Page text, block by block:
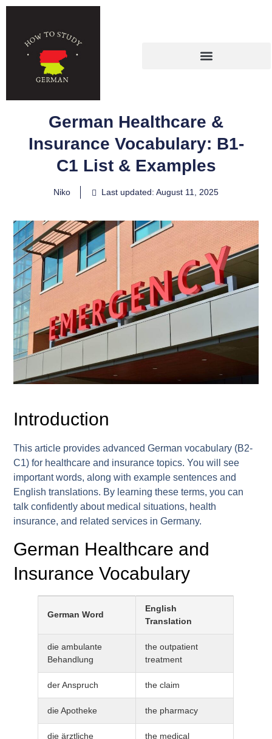
German Healthcare &
Insurance Vocabulary: B1-
C1 List & Examples
Niko Last updated: August 11, 2025
Introduction
This article provides advanced German vocabulary (B2-
C1) for healthcare and insurance topics. You will see
important words, along with example sentences and
English translations. By learning these terms, you can
talk confidently about medical situations, health
insurance, and related services in Germany.
German Healthcare and
Insurance Vocabulary
German Word
English
Translation
die ambulante
Behandlung
the outpatient
treatment
der Anspruch the claim
die Apotheke the pharmacy
die ärztliche
the medical